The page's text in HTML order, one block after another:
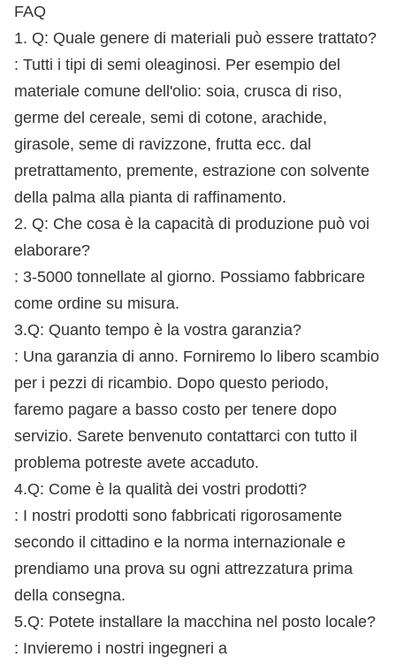
FAQ
1. Q: Quale genere di materiali può essere trattato?
: Tutti i tipi di semi oleaginosi. Per esempio del
materiale comune dell'olio: soia, crusca di riso,
germe del cereale, semi di cotone, arachide,
girasole, seme di ravizzone, frutta ecc. dal
pretrattamento, premente, estrazione con solvente
della palma alla pianta di raffinamento.
2. Q: Che cosa è la capacità di produzione può voi
elaborare?
: 3-5000 tonnellate al giorno. Possiamo fabbricare
come ordine su misura.
3.Q: Quanto tempo è la vostra garanzia?
: Una garanzia di anno. Forniremo lo libero scambio
per i pezzi di ricambio. Dopo questo periodo,
faremo pagare a basso costo per tenere dopo
servizio. Sarete benvenuto contattarci con tutto il
problema potreste avete accaduto.
4.Q: Come è la qualità dei vostri prodotti?
: I nostri prodotti sono fabbricati rigorosamente
secondo il cittadino e la norma internazionale e
prendiamo una prova su ogni attrezzatura prima
della consegna.
5.Q: Potete installare la macchina nel posto locale?
: Invieremo i nostri ingegneri a